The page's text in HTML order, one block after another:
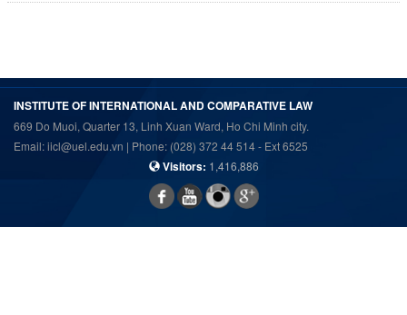
INSTITUTE OF INTERNATIONAL AND COMPARATIVE LAW
669 Do Muoi, Quarter 13, Linh Xuan Ward, Ho Chi Minh city.
Email: iicl@uel.edu.vn | Phone: (028) 372 44 514 - Ext 6525
Visitors: 1,416,886